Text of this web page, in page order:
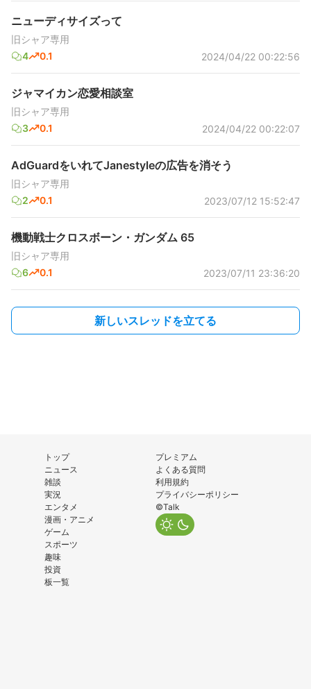
ニューディサイズって
旧シャア専用
4
0.1 2024/04/22 00:22:56
ジャマイカン恋愛相談室
旧シャア専用
3
0.1 2024/04/22 00:22:07
AdGuardをいれてJanestyleの広告を消そう
旧シャア専用
2
0.1 2023/07/12 15:52:47
機動戦士クロスボーン・ガンダム 65
旧シャア専用
6
0.1 2023/07/11 23:36:20
新しいスレッドを立てる
トップ
ニュース
雑談
実況
エンタメ
漫画・アニメ
ゲーム
スポーツ
趣味
投資
板一覧
プレミアム
よくある質問
利用規約
プライバシーポリシー
©Talk